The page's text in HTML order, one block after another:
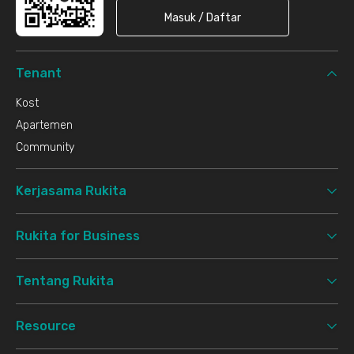
Masuk / Daftar
Tenant
Kost
Apartemen
Community
Kerjasama Rukita
Rukita for Business
Tentang Rukita
Resource